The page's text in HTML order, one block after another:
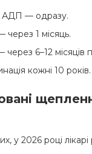
АДП — одразу.
через 1 місяць.
6–12 місяців
кожні 10 років.
у 2026 році